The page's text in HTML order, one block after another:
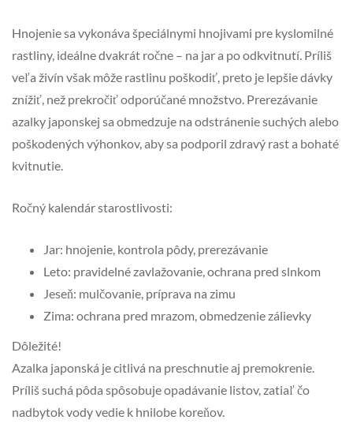
Hnojenie sa vykonáva špeciálnymi hnojivami pre kyslomilné
rastliny, ideálne dvakrát ročne – na jar a po odkvitnutí. Príliš
veľa živín však môže rastlinu poškodiť, preto je lepšie dávky
znížiť, než prekročiť odporúčané množstvo. Prerezávanie
azalky japonskej sa obmedzuje na odstránenie suchých alebo
poškodených výhonkov, aby sa podporil zdravý rast a bohaté
kvitnutie.
Ročný kalendár starostlivosti:
Jar: hnojenie, kontrola pôdy, prerezávanie
Leto: pravidelné zavlažovanie, ochrana pred slnkom
Jeseň: mulčovanie, príprava na zimu
Zima: ochrana pred mrazom, obmedzenie zálievky
Dôležité!
Azalka japonská je citlivá na preschnutie aj premokrenie.
Príliš suchá pôda spôsobuje opadávanie listov, zatiaľ čo
nadbytok vody vedie k hnilobe koreňov.